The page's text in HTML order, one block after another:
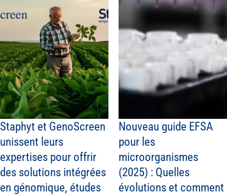
Staphyt et GenoScreen
unissent leurs
expertises pour offrir
des solutions intégrées
en génomique, études
Nouveau guide EFSA
pour les
microorganismes
(2025) : Quelles
évolutions et comment